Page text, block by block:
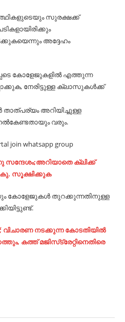
സുരക്ഷക്ക്
അദ്ദേഹം
കോളേജുകളിൽ എത്തുന്ന
നേരിട്ടുള്ള ക്ലാസുകൾക്ക്
താത്പര്യം അറിയിച്ചുള്ള
വരും.
സന്ദേശം;അറിയാതെ ക്ലിക്ക്
സൂക്ഷിക്കുക
കോളേജുകൾ തുറക്കുന്നതിനുള്ള
നടക്കുന്ന കോടതിയില്‍
കത്ത് മജിസ്‌ട്രേറ്റിനെതിരെ